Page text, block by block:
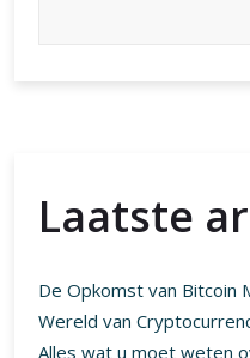
Laatste
De Opkomst van Bitcoin
Wereld van
Alles wat u moet weten